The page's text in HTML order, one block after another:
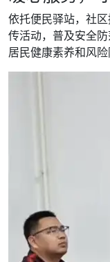
依托便民驿站，社
传活动，普及安全
居民健康素养和风